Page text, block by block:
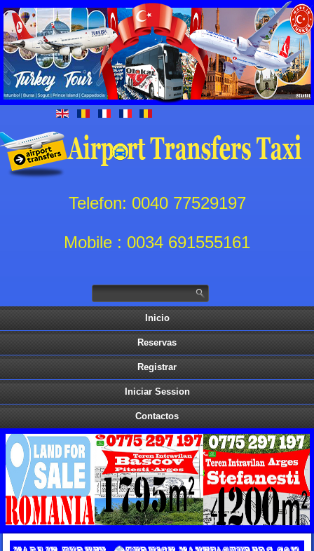
Telefon: 0040 77529197
Mobile : 0034 691555161
Inicio
Reservas
Registrar
Iniciar Session
Contactos